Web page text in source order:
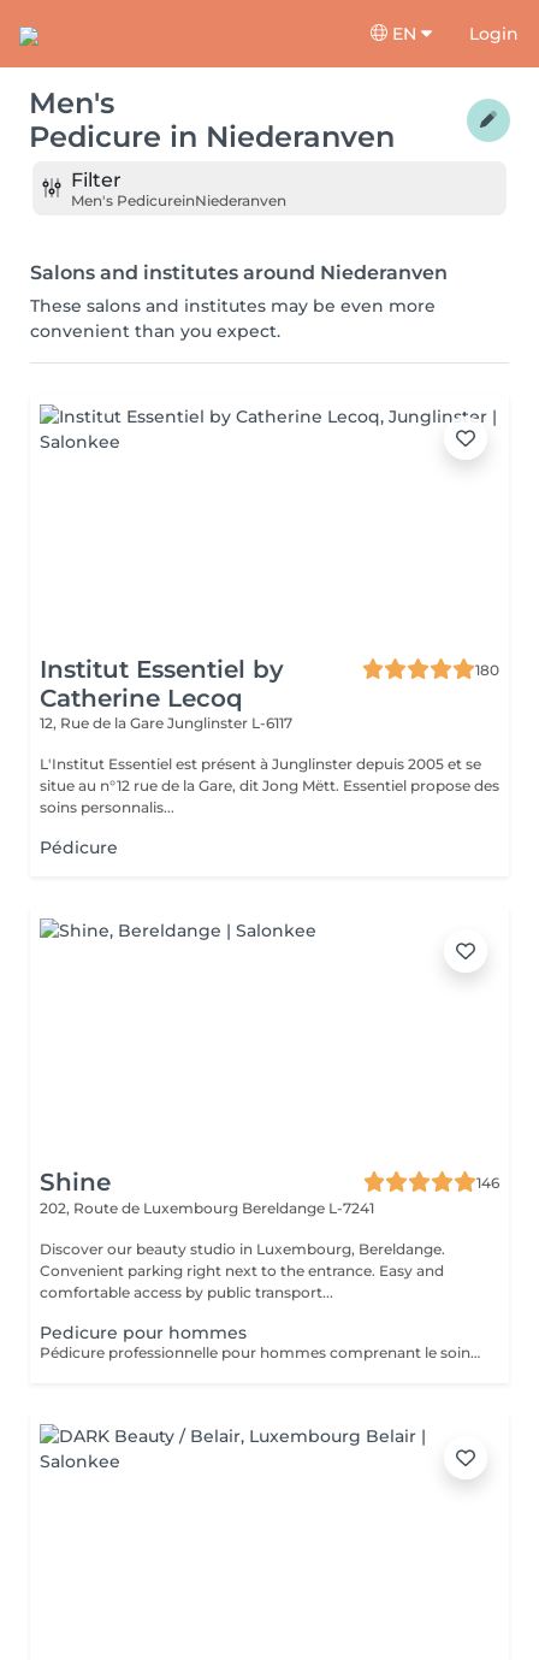
EN Login
Men's
Pedicure in Niederanven
Filter
Men's PedicureinNiederanven
Salons and institutes around Niederanven
These salons and institutes may be even more
convenient than you expect.
Institut Essentiel by
Catherine Lecoq
180
12, Rue de la Gare Junglinster L-6117
L'Institut Essentiel est présent à Junglinster depuis 2005 et se
situe au n°12 rue de la Gare, dit Jong Mëtt. Essentiel propose des
soins personnalis...
Pédicure
Shine
146
202, Route de Luxembourg Bereldange L-7241
Discover our beauty studio in Luxembourg, Bereldange.
Convenient parking right next to the entrance. Easy and
comfortable access by public transport...
Pedicure pour hommes
Pédicure professionnelle pour hommes comprenant le soin des ongles, le traitement des cuticules, l'élimination des callosités et l'hydratation des pieds. Idéal pour des pieds propres, soignés et confortables.